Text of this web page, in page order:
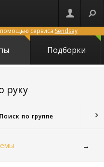
помощью сервиса Sendsay
Подборки
руку
Поиск по группе
→